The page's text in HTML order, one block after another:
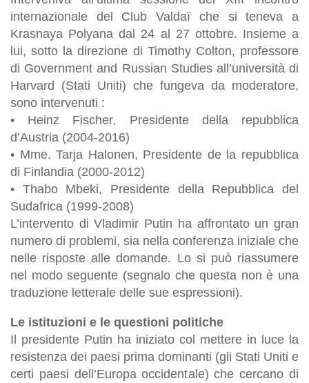
internazionale del Club Valdaï che si teneva a
Krasnaya Polyana dal 24 al 27 ottobre. Insieme a
lui, sotto la direzione di Timothy Colton, professore
di Government and Russian Studies all’università di
Harvard (Stati Uniti) che fungeva da moderatore,
sono intervenuti :
• Heinz Fischer, Presidente della repubblica
d’Austria (2004-2016)
• Mme. Tarja Halonen, Presidente de la repubblica
di Finlandia (2000-2012)
• Thabo Mbeki, Presidente della Repubblica del
Sudafrica (1999-2008)
L’intervento di Vladimir Putin ha affrontato un gran
numero di problemi, sia nella conferenza iniziale che
nelle risposte alle domande. Lo si può riassumere
nel modo seguente (segnalo che questa non è una
traduzione letterale delle sue espressioni).
Le istituzioni e le questioni politiche
Il presidente Putin ha iniziato col mettere in luce la
resistenza dei paesi prima dominanti (gli Stati Uniti e
certi paesi dell’Europa occidentale) che cercano di